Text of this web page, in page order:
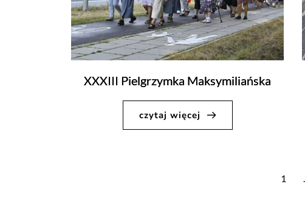
XXXIII Pielgrzymka Maksymiliańska
czytaj więcej
1